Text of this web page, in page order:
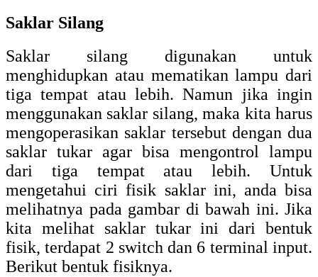
Saklar Silang
Saklar silang digunakan untuk
menghidupkan atau mematikan lampu dari
tiga tempat atau lebih. Namun jika ingin
menggunakan saklar silang, maka kita harus
mengoperasikan saklar tersebut dengan dua
saklar tukar agar bisa mengontrol lampu
dari tiga tempat atau lebih. Untuk
mengetahui ciri fisik saklar ini, anda bisa
melihatnya pada gambar di bawah ini. Jika
kita melihat saklar tukar ini dari bentuk
fisik, terdapat 2 switch dan 6 terminal input.
Berikut bentuk fisiknya.